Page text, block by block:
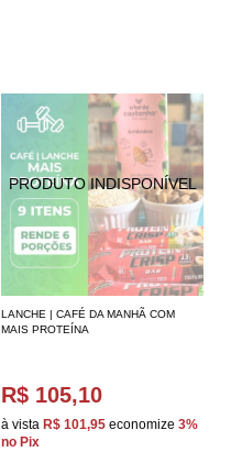
LANCHE | CAFÉ DA MANHÃ COM
MAIS PROTEÍNA
R$ 105,10
à vista R$ 101,95 economize 3%
no Pix